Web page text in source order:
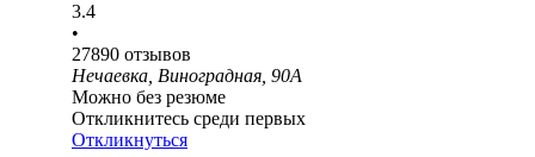
3.4
•
27890 отзывов
Нечаевка, Виноградная, 90А
Можно без резюме
Откликнитесь среди первых
Откликнуться